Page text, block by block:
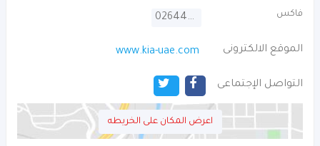
فاكس 026448389
الموقع الالكترونى www.kia-uae.com
التواصل الإجتماعى
اعرض المكان على الخريطه